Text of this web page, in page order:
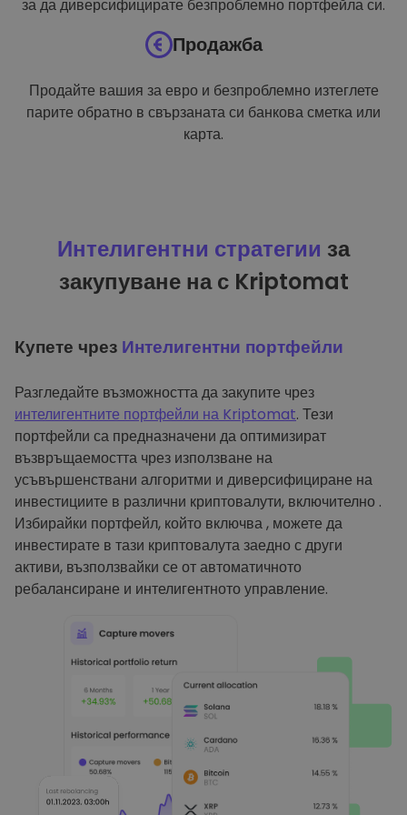
за да диверсифицирате безпроблемно портфейла си.
Продажба
Продайте вашия за евро и безпроблемно изтеглете
парите обратно в свързаната си банкова сметка или
карта.
Интелигентни стратегии за
закупуване на с Kriptomat
Купете чрез Интелигентни портфейли
Разгледайте възможността да закупите чрез
интелигентните портфейли на Kriptomat. Тези
портфейли са предназначени да оптимизират
възвръщаемостта чрез използване на
усъвършенствани алгоритми и диверсифициране на
инвестициите в различни криптовалути, включително .
Избирайки портфейл, който включва , можете да
инвестирате в тази криптовалута заедно с други
активи, възползвайки се от автоматичното
ребалансиране и интелигентното управление.